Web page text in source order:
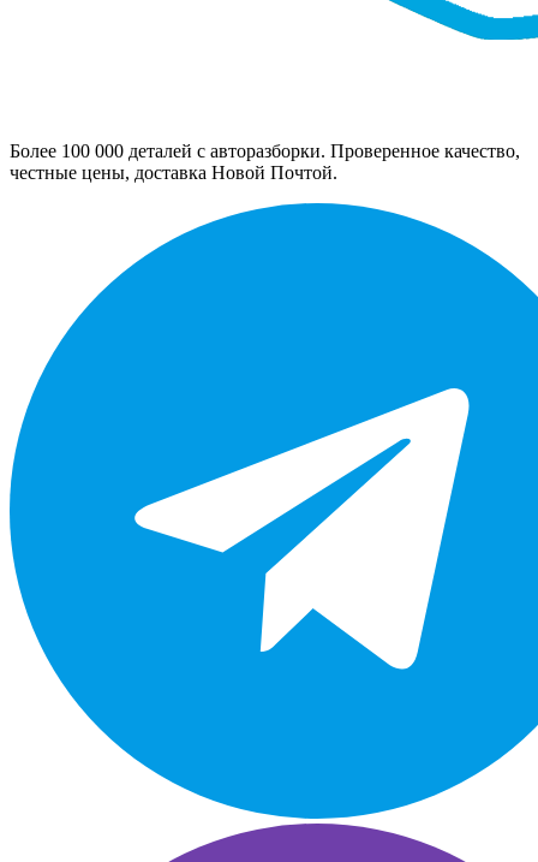
Более 100 000 деталей с авторазборки. Проверенное качество,
честные цены, доставка Новой Почтой.